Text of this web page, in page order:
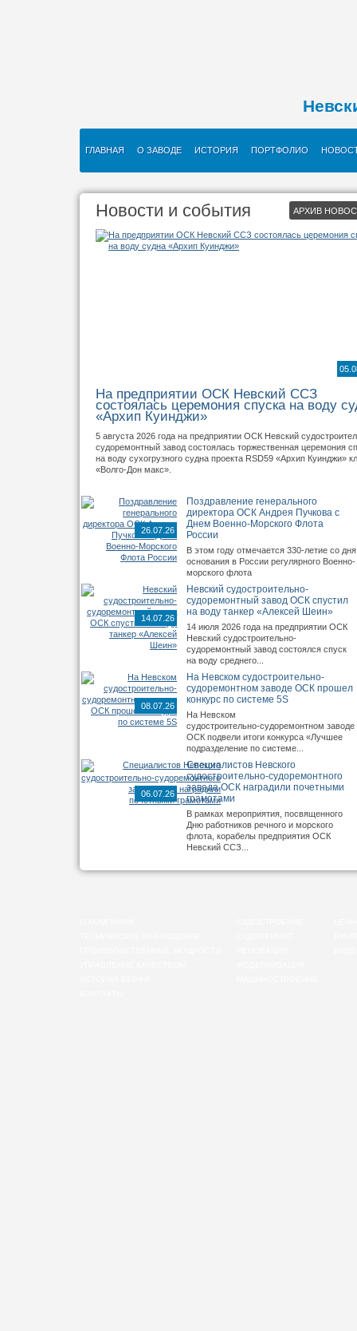
ГЛАВНАЯ О ЗАВОДЕ ИСТОРИЯ ПОРТФОЛИО
Новости и события АРХИВ
На предприятии ОСК Невский ССЗ
состоялась церемония спуска на воду
«Архип Куинджи»
5 августа 2026 года на предприятии ОСК Невский
судоремонтный завод состоялась торжественная церемония
на воду сухогрузного судна проекта RSD59 «Архип Куинджи»
«Волго-Дон макс».
26.07.26
Поздравление генерального
директора ОСК Андрея Пучкова с
Днем Военно-Морского Флота
России
В этом году отмечается 330-летие со дня
основания в России регулярного Военно-
морского флота
14.07.26
Невский судостроительно-
судоремонтный завод ОСК спустил
на воду танкер «Алексей Шеин»
14 июля 2026 года на предприятии ОСК
Невский судостроительно-
судоремонтный завод состоялся спуск
на воду среднего...
08.07.26
На Невском судостроительно-
судоремонтном заводе ОСК прошел
конкурс по системе 5S
На Невском
судостроительно‑судоремонтном заводе
ОСК подвели итоги конкурса «Лучшее
подразделение по системе...
06.07.26
Специалистов Невского
судостроительно‑судоремонтного
завода ОСК наградили почетными
грамотами
В рамках мероприятия, посвященного
Дню работников речного и морского
флота, корабелы предприятия ОСК
Невский ССЗ...